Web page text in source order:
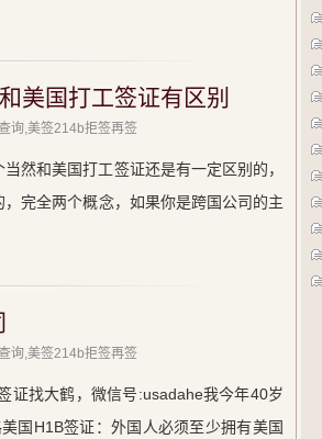
美国打工签证有区别
询,美签214b拒签再签
然和美国打工签证还是有一定区别的，
完全两个概念，如果你是跨国公司的主
询,美签214b拒签再签
证找大鹤，微信号:usadahe我今年40岁
国H1B签证：外国人必须至少拥有美国